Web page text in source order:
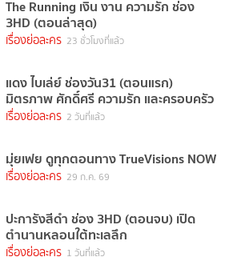
The Running เงิน งาน ความรัก ช่อง
3HD (ตอนล่าสุด)
เรื่องย่อละคร 23 ชั่วโมงที่แล้ว
แดง ไบเล่ย์ ช่องวัน31 (ตอนแรก)
มิตรภาพ ศักดิ์ศรี ความรัก และครอบครัว
เรื่องย่อละคร 2 วันที่แล้ว
มุ่ยเฟย ดูทุกตอนทาง TrueVisions NOW
เรื่องย่อละคร 29 ก.ค. 69
ปะการังสีดำ ช่อง 3HD (ตอนจบ) เปิด
ตำนานหลอนใต้ทะเลลึก
เรื่องย่อละคร 1 วันที่แล้ว